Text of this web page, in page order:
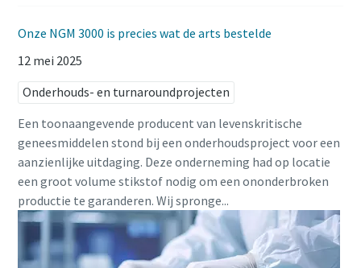
Onze NGM 3000 is precies wat de arts bestelde
12 mei 2025
Onderhouds- en turnaroundprojecten
Een toonaangevende producent van levenskritische
geneesmiddelen stond bij een onderhoudsproject voor een
aanzienlijke uitdaging. Deze onderneming had op locatie
een groot volume stikstof nodig om een ononderbroken
productie te garanderen. Wij spronge...